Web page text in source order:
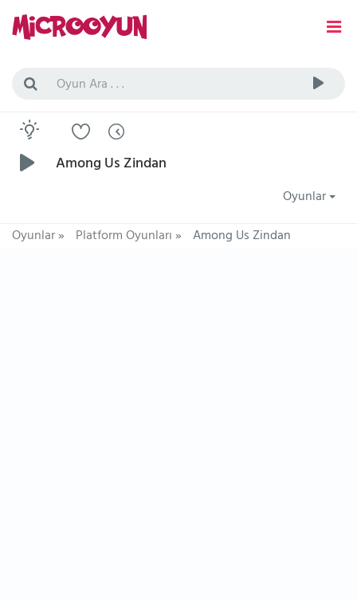
Among Us Zindan
Oyunlar
Oyunlar» Platform Oyunları» Among Us Zindan